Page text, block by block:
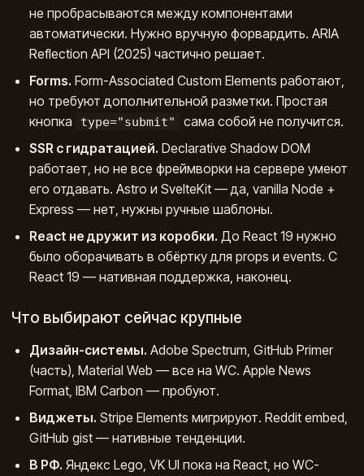
не пробрасываются между компонентами
автоматически. Нужно вручную форвардить. ARIA
Reflection API (2025) частично решает.
Forms. Form-Associated Custom Elements работают,
но требуют дополнительной разметки. Простая
кнопка
type="submit"
сама собой не получится.
SSR с гидратацией. Declarative Shadow DOM
работает, но не все фреймворки на сервере умеют
его отдавать. Astro и SvelteKit — да, vanilla Node +
Express — нет, нужны ручные шаблоны.
React не дружит из коробки. До React 19 нужно
было оборачивать в обёртку для props и events. С
React 19 — нативная поддержка, наконец.
Что выбирают сейчас крупные
Дизайн-системы. Adobe Spectrum, GitHub Primer
(часть), Material Web — все на WC. Apple News
Format, IBM Carbon — пробуют.
Виджеты. Stripe Elements мигрируют. Reddit embed,
GitHub gist — нативные тенденции.
В РФ. Яндекс Lego, VK UI пока на React, но WC-